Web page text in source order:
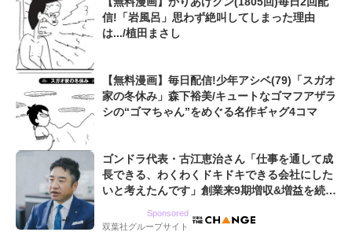
信!「岩風呂」思わず絶叫してしまった理由
は.../植田まさし
【無料漫画】毎日配信!少年アシベ(79)「スガオ
家の冬休み」森下裕美/キュートなゴマフアザラ
シの“ゴマちゃん”をめぐる名作ギャグ4コマ
ゴンドラ代表・古江恵治さん「仕事を通して成
長できる、わくわくドキドキできる会社にした
いと考えたんです」創業来9期増収&増益を続け
Sponsored
双葉社グループサイト